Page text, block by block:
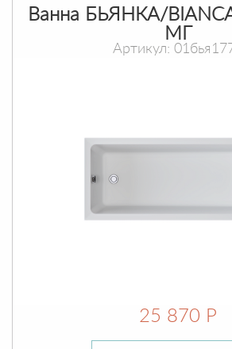
Ванна БЬЯНКА/
МГ
Артикул:
25 870 Р